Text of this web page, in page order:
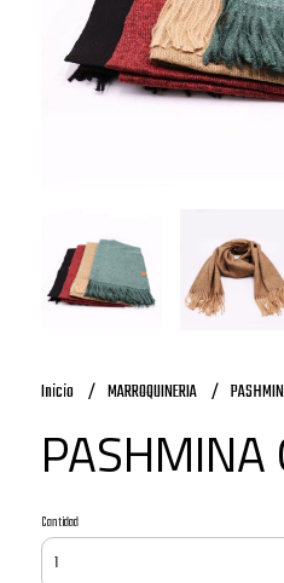
Inicio MARROQUINERIA
PASHMINA
Cantidad